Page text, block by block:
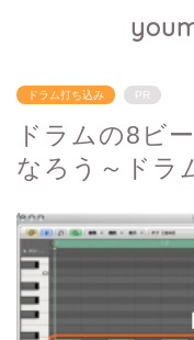
ドラム打ち込み PR
ドラムの8ビ
なろう～ドラ